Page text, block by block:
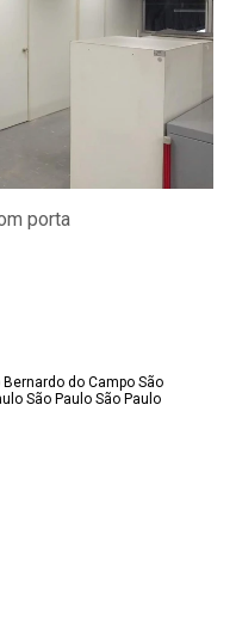
porta
Bernardo do Campo São
São Paulo São Paulo